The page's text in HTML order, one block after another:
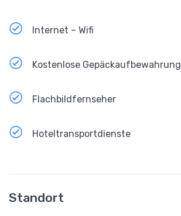
Internet – Wifi
Kostenlose Gepäckaufbewahrung
Flachbildfernseher
Hoteltransportdienste
Standort